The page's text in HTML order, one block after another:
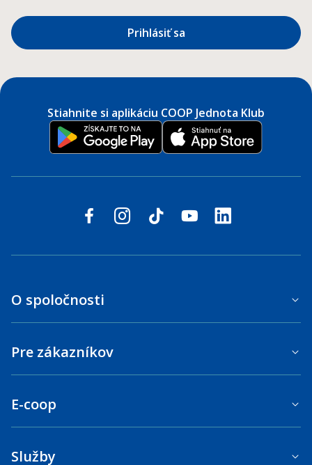
Prihlásiť sa
Stiahnite si aplikáciu COOP Jednota Klub
Sledujte nás na sociálnych sieťach
facebookinstagram
tiktok youtubelinkedin
O spoločnosti
Pre zákazníkov
E-coop
Služby